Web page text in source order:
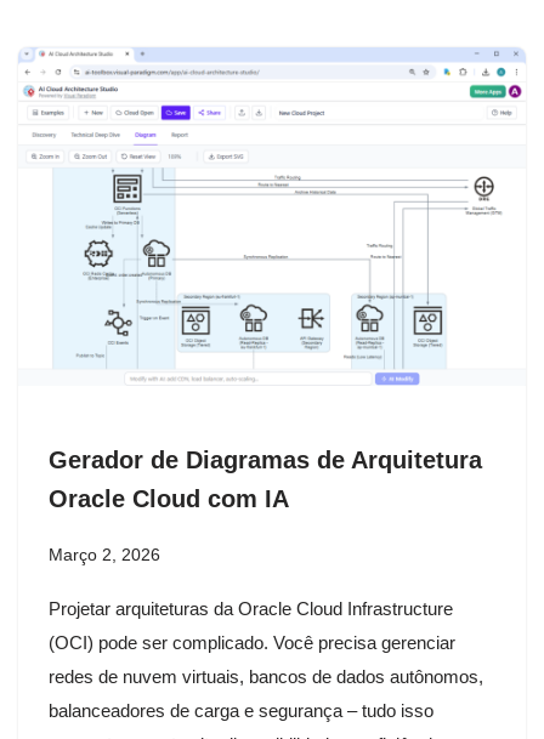
Gerador de Diagramas de Arquitetura
Oracle Cloud com IA
Março 2, 2026
Projetar arquiteturas da Oracle Cloud Infrastructure
(OCI) pode ser complicado. Você precisa gerenciar
redes de nuvem virtuais, bancos de dados autônomos,
balanceadores de carga e segurança – tudo isso